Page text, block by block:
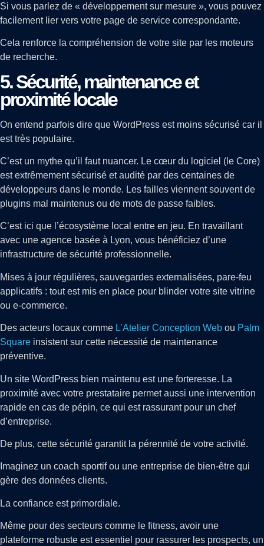
Si vous parlez de « développement sur mesure », vous pouvez
facilement lier vers votre page de service correspondante.
Cela renforce la compréhension de votre site par les moteurs
de recherche.
5. Sécurité, maintenance et
proximité locale
On entend parfois dire que WordPress est moins sécurisé car il
est très populaire.
C’est un mythe qu’il faut nuancer. Le cœur du logiciel (le Core)
est extrêmement sécurisé et audité par des centaines de
développeurs dans le monde. Les failles viennent souvent de
plugins mal maintenus ou de mots de passe faibles.
C’est ici que l’écosystème local entre en jeu. En travaillant
avec une agence basée à Lyon, vous bénéficiez d’une
infrastructure de sécurité professionnelle.
Mises à jour régulières, sauvegardes externalisées, pare-feu
applicatifs : tout est mis en place pour blinder votre site vitrine
ou e-commerce.
Des acteurs locaux comme L’Atelier Conception Web ou Palm
Square insistent sur cette nécessité de maintenance
préventive.
Un site WordPress bien maintenu est une forteresse. La
proximité avec votre prestataire permet aussi une intervention
rapide en cas de pépin, ce qui est rassurant pour un chef
d’entreprise.
De plus, cette sécurité garantit la pérennité de votre activité.
Imaginez un coach sportif ou une entreprise de bien-être qui
gère des données clients.
La confiance est primordiale.
Même pour des secteurs comme le fitness, avoir une
plateforme robuste est essentiel pour rassurer les prospects, un